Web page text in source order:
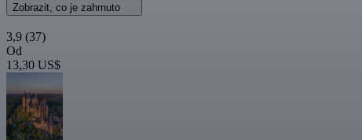
Zobrazit, co je zahrnuto
3,9 (37)
Od
13,30 US$